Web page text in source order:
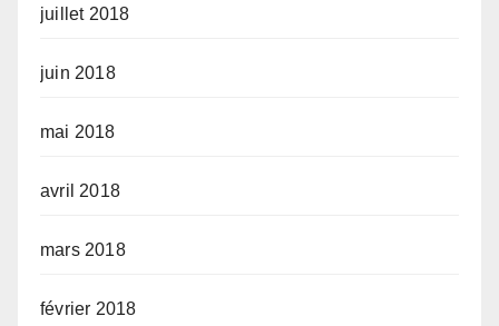
juillet 2018
juin 2018
mai 2018
avril 2018
mars 2018
février 2018